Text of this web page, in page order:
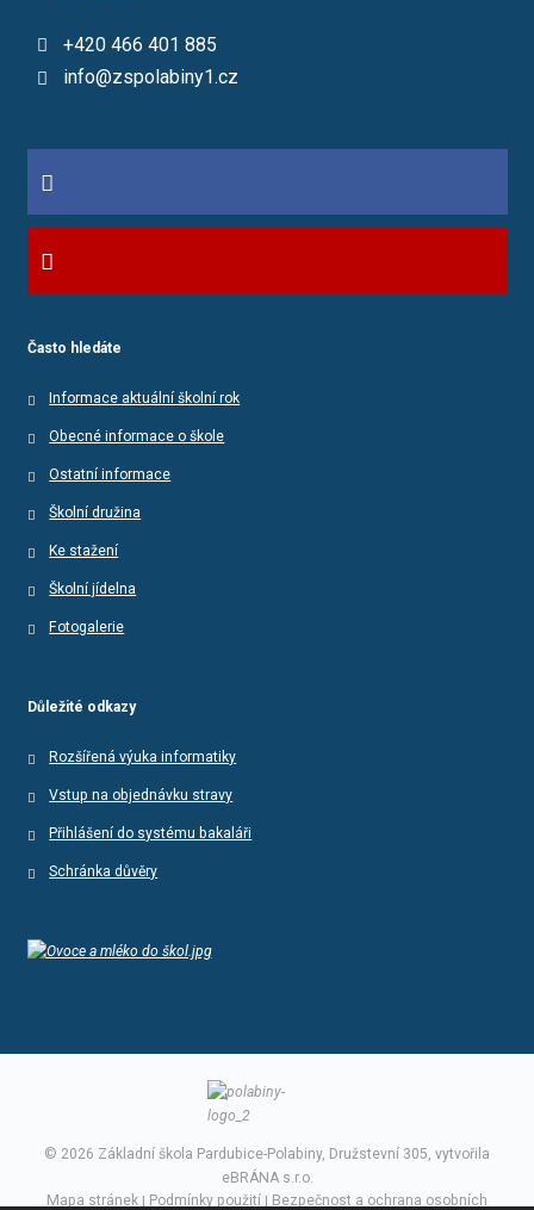
+420 466 401 885
info@zspolabiny1.cz
Často hledáte
Informace aktuální školní rok
Obecné informace o škole
Ostatní informace
Školní družina
Ke stažení
Školní jídelna
Fotogalerie
Důležité odkazy
Rozšířená výuka informatiky
Vstup na objednávku stravy
Přihlášení do systému bakaláři
Schránka důvěry
© 2026 Základní škola Pardubice-Polabiny, Družstevní 305, vytvořila
eBRÁNA s.r.o.
Mapa stránek | Podmínky použití | Bezpečnost a ochrana osobních